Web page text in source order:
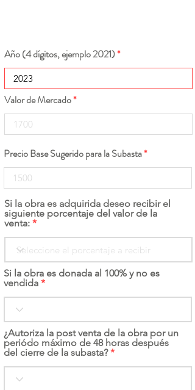
Año (4 dígitos, ejemplo 2021)
Valor de Mercado
Precio Base Sugerido para la Subasta
Si la obra es adquirida deseo recibir el
siguiente porcentaje del valor de la
venta:
Si la obra es donada al 100% y no es
vendida
¿Autoriza la post venta de la obra por un
periódo máximo de 48 horas después
del cierre de la subasta?